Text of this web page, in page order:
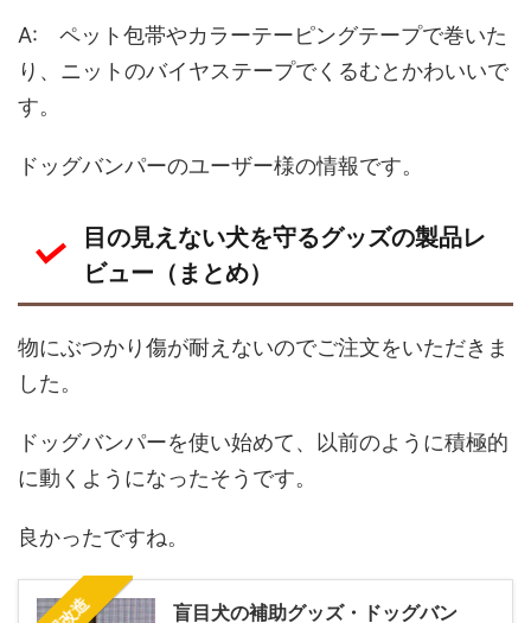
A: ペット包帯やカラーテーピングテープで巻いた
り、ニットのバイヤステープでくるむとかわいいで
す。
ドッグバンパーのユーザー様の情報です。
目の見えない犬を守るグッズの製品レ
ビュー（まとめ）
物にぶつかり傷が耐えないのでご注文をいただきま
した。
ドッグバンパーを使い始めて、以前のように積極的
に動くようになったそうです。
良かったですね。
盲目犬の補助グッズ・ドッグバン